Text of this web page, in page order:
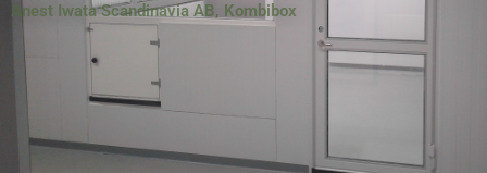
Anest Iwata Scandinavia AB, Kombibox